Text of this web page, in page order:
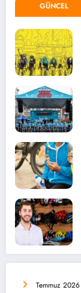
GÜNCEL
Temmuz 2026